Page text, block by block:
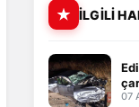
İLGILI
07